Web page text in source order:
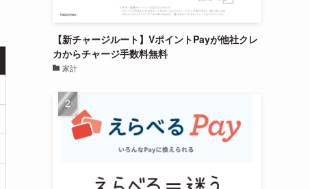
【新チャージルート】VポイントPayが他社クレ
カからチャージ手数料無料
家計